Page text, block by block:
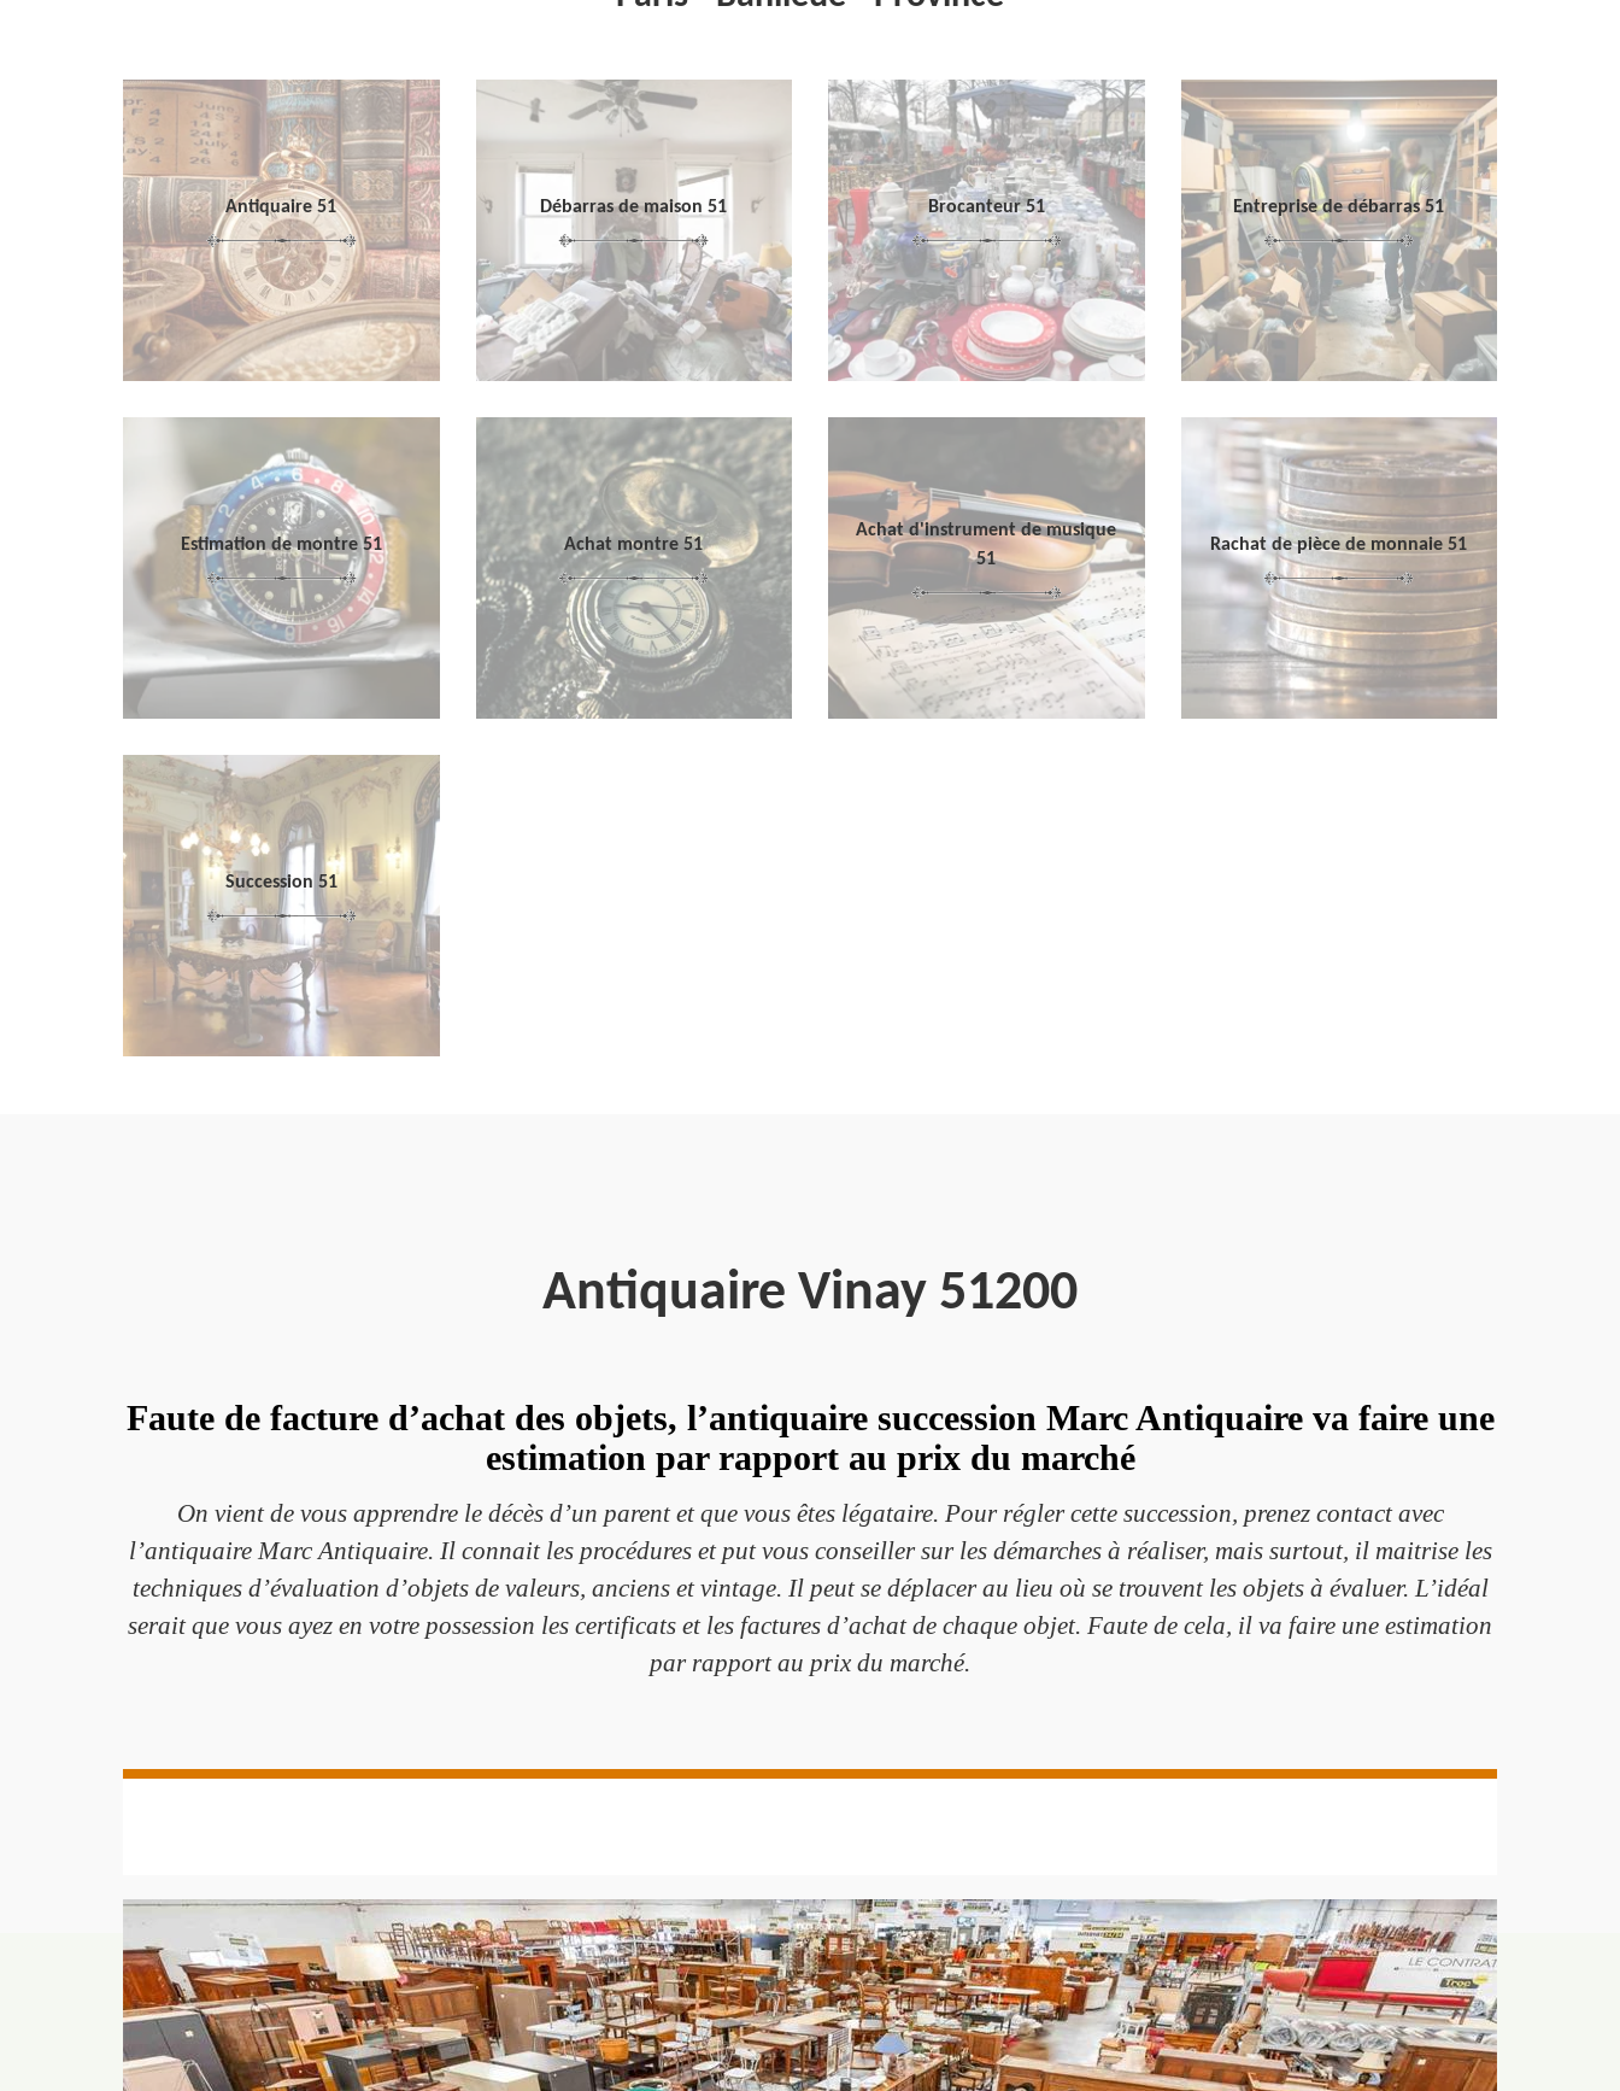
Antiquaire 51 Débarras de maison 51 Brocanteur 51 Entreprise de débarras 51
Estimation de montre 51 Achat montre 51
Achat d'instrument de musique
51
Rachat de pièce de monnaie 51
Succession 51
Antiquaire Vinay 51200
Faute de facture d’achat des objets, l’antiquaire succession Marc Antiquaire va faire une
estimation par rapport au prix du marché
On vient de vous apprendre le décès d’un parent et que vous êtes légataire. Pour régler cette succession, prenez contact avec
l’antiquaire Marc Antiquaire. Il connait les procédures et put vous conseiller sur les démarches à réaliser, mais surtout, il maitrise les
techniques d’évaluation d’objets de valeurs, anciens et vintage. Il peut se déplacer au lieu où se trouvent les objets à évaluer. L’idéal
serait que vous ayez en votre possession les certificats et les factures d’achat de chaque objet. Faute de cela, il va faire une estimation
par rapport au prix du marché.